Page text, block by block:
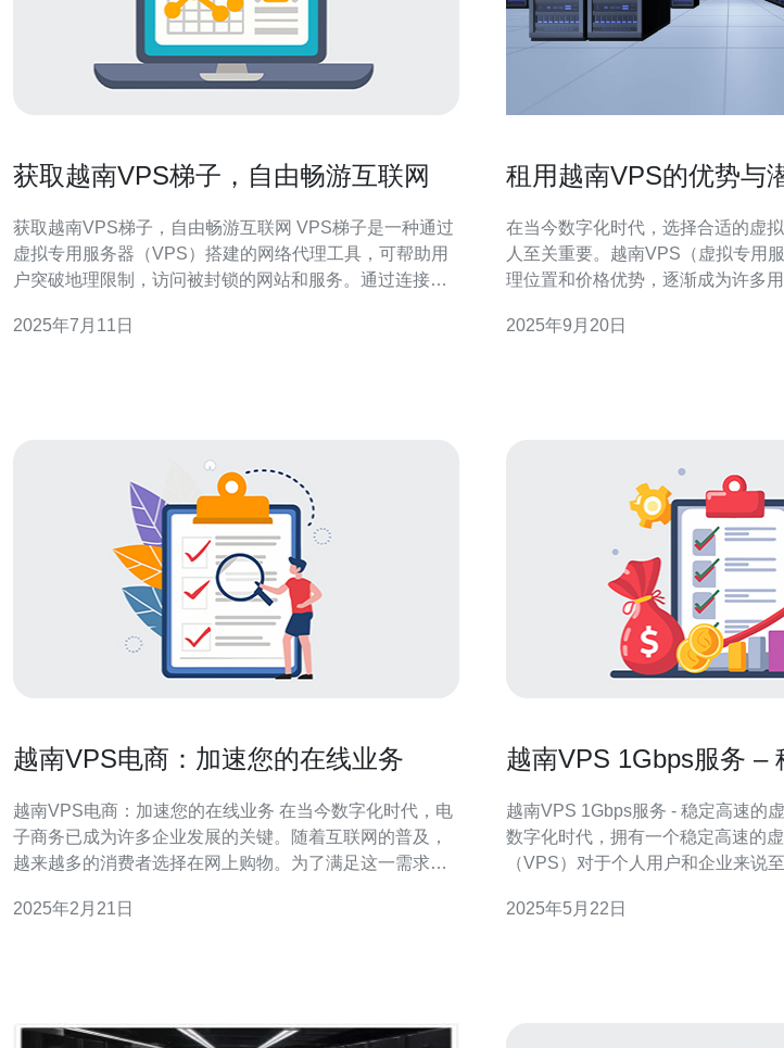
获取越南VPS梯子，自由畅游互联网
获取越南VPS梯子，自由畅游互联网 VPS梯子是一种通过
虚拟专用服务器（VPS）搭建的网络代理工具，可帮助用
户突破地理限制，访问被封锁的网站和服务。通过连接到
验。 越南VPS梯子在互联网自由度排名中名列前茅，其网
2025年7月11日
租用越南VPS的优势与
在当今数字化时代，选择合适的虚
人至关重要。越南VPS（虚拟专用
理位置和价格优势，逐渐成为许多
的优势与潜在风险，帮助您做出明
2025年9月20日
越南VPS电商：加速您的在线业务
越南VPS电商：加速您的在线业务 在当今数字化时代，电
子商务已成为许多企业发展的关键。随着互联网的普及，
越来越多的消费者选择在网上购物。为了满足这一需求，
营在线业务，一个关键因素是快速和稳定的服务器。 越南
2025年2月21日
越南VPS 1Gbps服务 –
越南VPS 1Gbps服务 - 稳定高速的虚拟
数字化时代，拥有一个稳定高速的
（VPS）对于个人用户和企业来说
松管理您的网站、应用程序和数据。 越南VPS 1Gbps服务
2025年5月22日